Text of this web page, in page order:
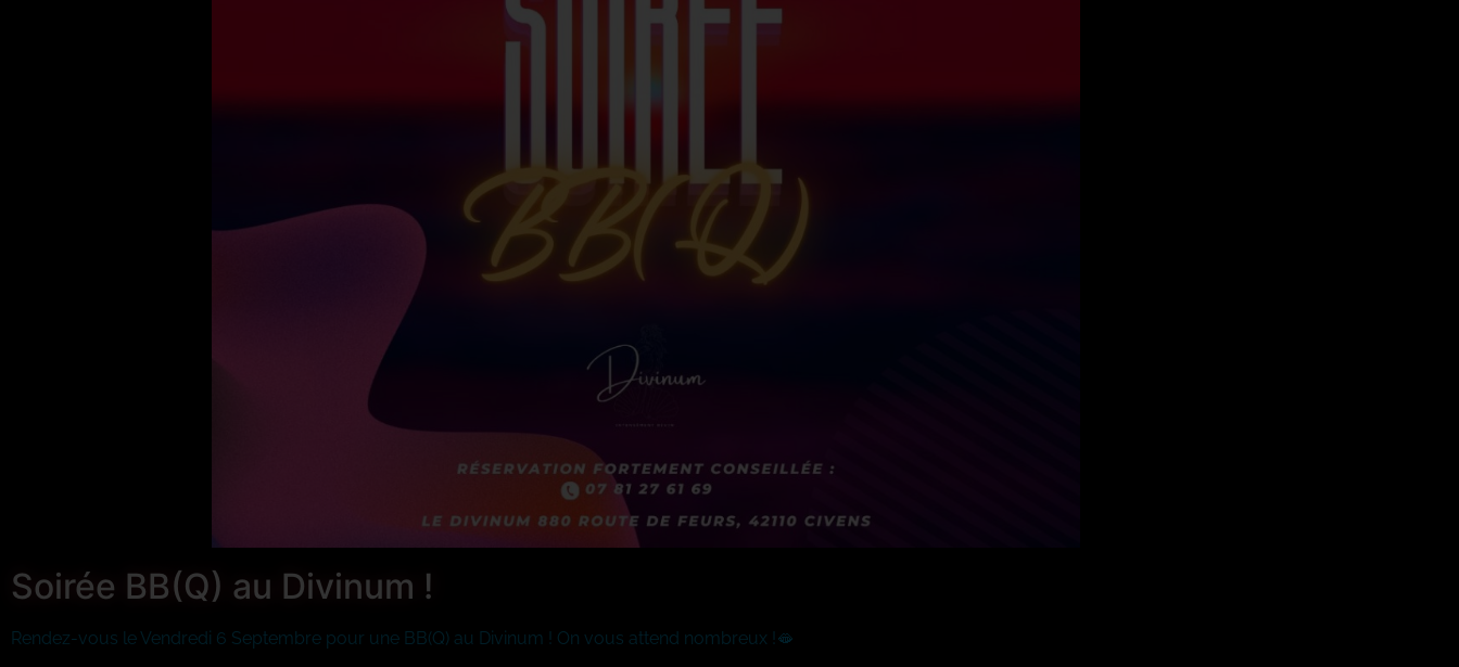
Soirée BB(Q) au Divinum !
Rendez-vous le Vendredi 6 Septembre pour une BB(Q) au Divinum ! On vous attend nombreux !🫦